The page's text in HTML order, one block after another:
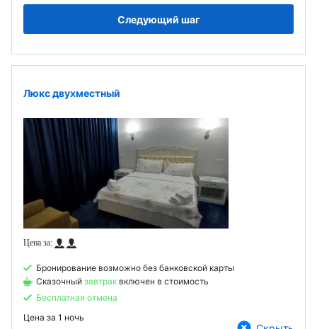
Следующий шаг
Люкс двухместный
Бронирование возможно без банковской карты
Сказочный завтрак включен в стоимость
Бесплатная отмена
Цена за 1 ночь